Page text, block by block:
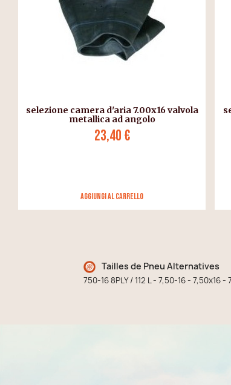
selezione camera d'aria 7.00x16 valvola
metallica ad angolo
23,40 €
Aggiungi al carrello
Tailles de Pneu Alternatives
750-16 8PLY / 112 L - 7,50-16 - 7,50x16